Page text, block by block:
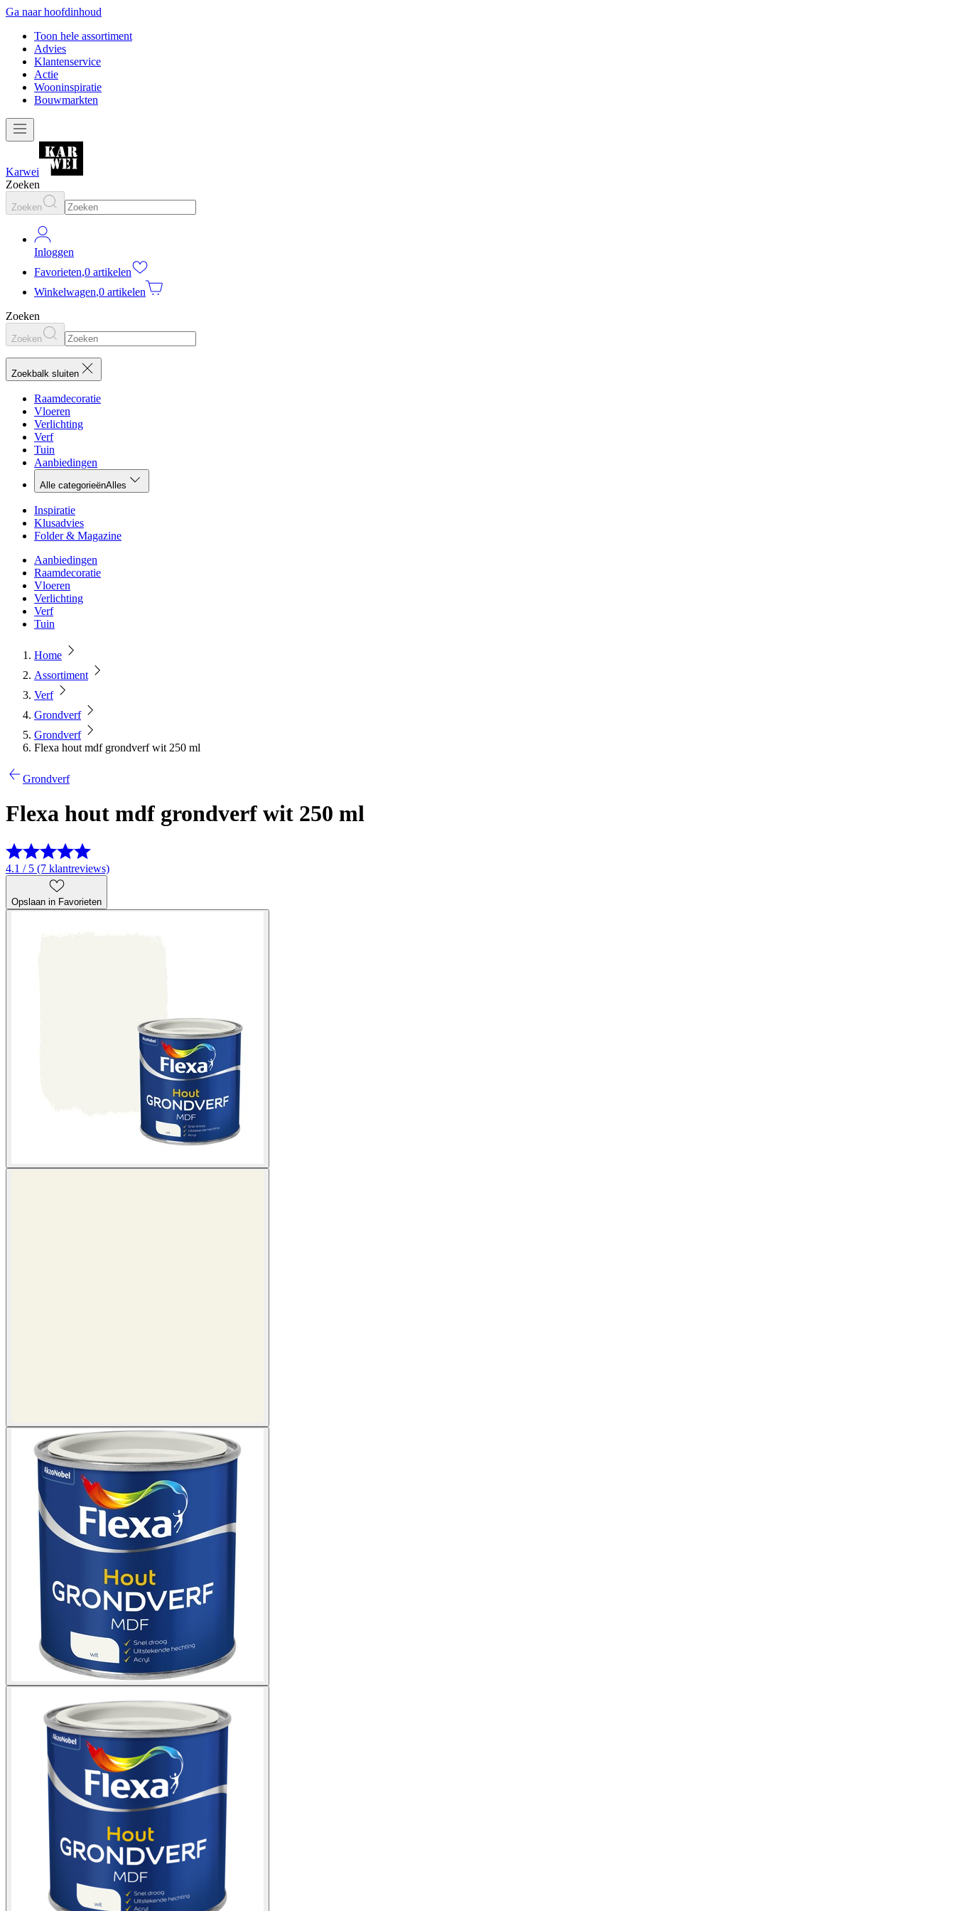
Ga naar hoofdinhoud
Toon hele assortiment
Advies
Klantenservice
Actie
Wooninspiratie
Bouwmarkten
Karwei
Zoeken
Zoeken
Inloggen
Favorieten,0 artikelen
Winkelwagen,0 artikelen
Zoeken
Zoeken
Zoekbalk sluiten
Raamdecoratie
Vloeren
Verlichting
Verf
Tuin
Aanbiedingen
Alle categorieënAlles
Inspiratie
Klusadvies
Folder & Magazine
Aanbiedingen
Raamdecoratie
Vloeren
Verlichting
Verf
Tuin
Home
Assortiment
Verf
Grondverf
Grondverf
Flexa hout mdf grondverf wit 250 ml
Grondverf
Flexa hout mdf grondverf wit 250 ml
4.1 / 5 (7 klantreviews)
Opslaan in Favorieten